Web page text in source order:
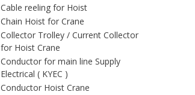
Cable reeling for Hoist
Chain Hoist for Crane
Collector Trolley / Current Collector
for Hoist Crane
Conductor for main line Supply
Electrical ( KYEC )
Conductor Hoist Crane